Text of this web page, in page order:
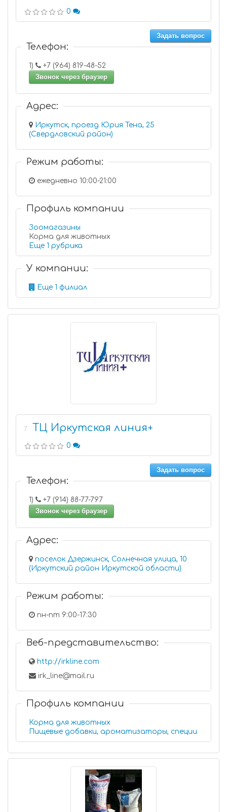
0
Задать вопрос
Телефон:
1)
+7 (964) 819-48-52
Звонок через браузер
Адрес:
Иркутск, проезд Юрия Тена, 25
(Свердловский район)
Режим работы:
ежедневно 10:00-21:00
Профиль компании
Зоомагазины
Корма для животных
Еще 1 рубрика
У компании:
Еще 1 филиал
7 ТЦ Иркутская линия+
0
Задать вопрос
Телефон:
1)
+7 (914) 88-77-797
Звонок через браузер
Адрес:
поселок Дзержинск, Солнечная улица, 10
(Иркутский район Иркутской области)
Режим работы:
пн-пт 9:00-17:30
Веб-представительство:
http://irkline.com
irk_line@mail.ru
Профиль компании
Корма для животных
Пищевые добавки, ароматизаторы, специи